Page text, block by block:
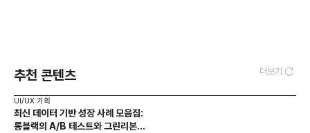
추천 콘텐츠 더보기
UI/UX 기획
최신 데이터 기반 성장 사례 모음집:
롱블랙의 A/B 테스트와 그린리본의